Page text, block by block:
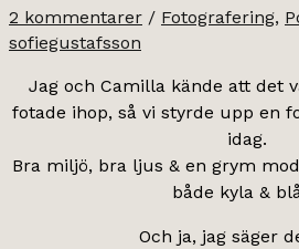
2 kommentarer / Fotografering,
sofiegustafsson
Jag och Camilla kände att det
fotade ihop, så vi styrde upp en
idag.
Bra miljö, bra ljus & en grym
både kyla &
Och ja, jag säger